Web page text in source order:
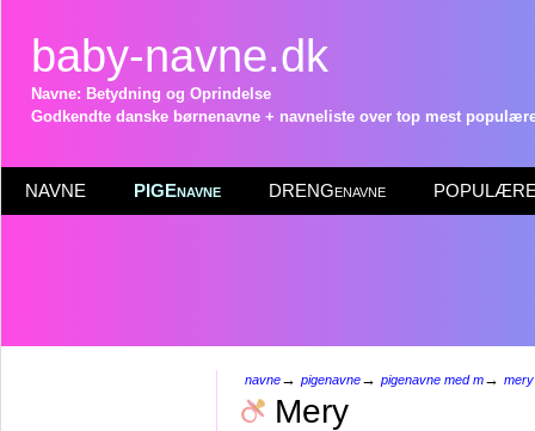
baby-navne.dk
Navne: Betydning og Oprindelse
Godkendte danske børnenavne + navneliste over top mest
NAVNE PIGEnavne DRENGenavne POPULÆRE
navne→ pigenavne→ pigenavne med m→ mery
Mery